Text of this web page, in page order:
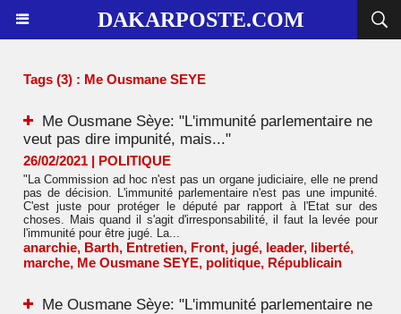
DAKARPOSTE.COM
Tags (3) : Me Ousmane SEYE
Me Ousmane Sèye: "L'immunité parlementaire ne
veut pas dire impunité, mais..."
26/02/2021 | POLITIQUE
"La Commission ad hoc n'est pas un organe judiciaire, elle ne prend
pas de décision. L'immunité parlementaire n'est pas une impunité.
C'est juste pour protéger le député par rapport à l'Etat sur des
choses. Mais quand il s'agit d'irresponsabilité, il faut la levée pour
l'immunité pour être jugé. La...
anarchie, Barth, Entretien, Front, jugé, leader, liberté,
marche, Me Ousmane SEYE, politique, Républicain
Me Ousmane Sèye: "L'immunité parlementaire ne